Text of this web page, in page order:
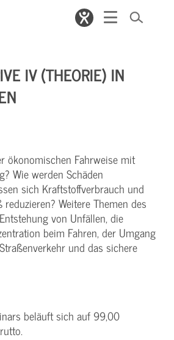
IV (THEORIE) IN
ökonomischen Fahrweise mit
Wie werden Schäden
sich Kraftstoffverbrauch und
Weitere Themen des
von Unfällen, die
beim Fahren, der Umgang
und das sichere
beläuft sich auf 99,00